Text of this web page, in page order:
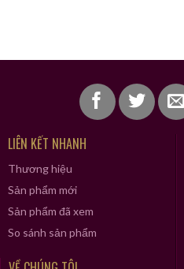
LIÊN KẾT NHANH
Thương hiệu
Sản phẩm mới
Sản phẩm đã xem
So sánh sản phẩm